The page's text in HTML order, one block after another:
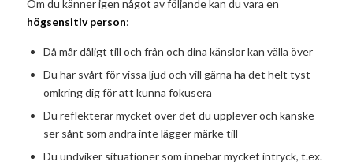
Om du känner igen något av följande kan du vara en
högsensitiv person:
Då mår dåligt till och från och dina känslor kan välla över
Du har svårt för vissa ljud och vill gärna ha det helt tyst
omkring dig för att kunna fokusera
Du reflekterar mycket över det du upplever och kanske
ser sånt som andra inte lägger märke till
Du undviker situationer som innebär mycket intryck, t.ex.